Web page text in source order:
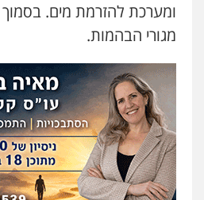
ומערכת להזרמת מים.
מגורי הבהמות.